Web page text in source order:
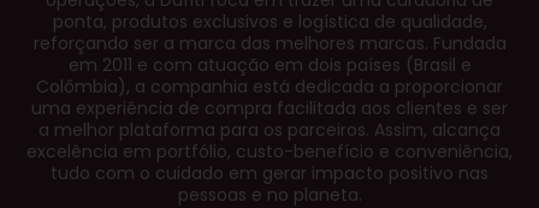
ponta, produtos exclusivos e logística de qualidade,
reforçando ser a marca das melhores marcas. Fundada
em 2011 e com atuação em dois países (Brasil e
Colômbia), a companhia está dedicada a proporcionar
uma experiência de compra facilitada aos clientes e ser
a melhor plataforma para os parceiros. Assim, alcança
excelência em portfólio, custo-benefício e conveniência,
tudo com o cuidado em gerar impacto positivo nas
pessoas e no planeta.